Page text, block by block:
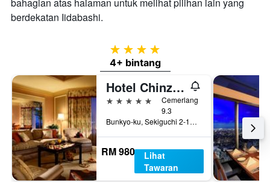
bahagian atas halaman untuk melihat pilihan lain yang
berdekatan Iidabashi.
4 bintang
4+ bintang
Hotel Chinzanso Tokyo
5 bintang
Cemerlang
9.3
Bunkyo-ku, Sekiguchi 2-10-8, Tokyo, Jepun
RM 980
Lihat
Tawaran